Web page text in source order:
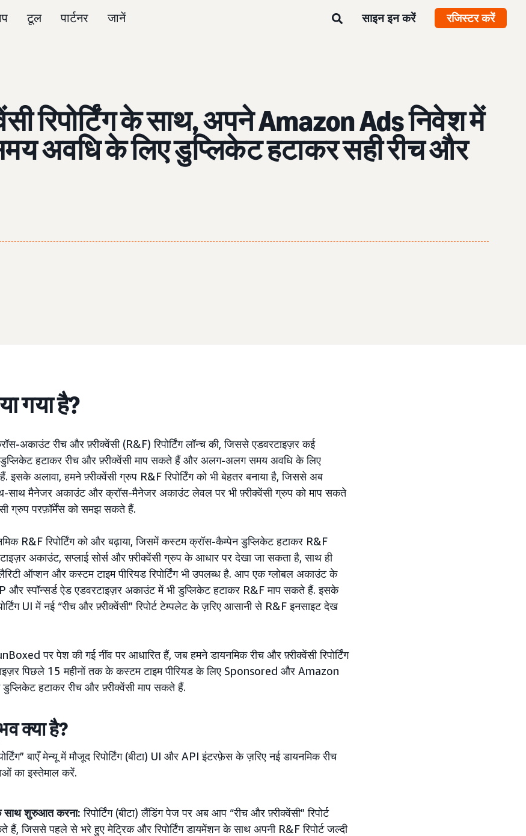
टूल पार्टनर जानें साइन इन करें रजिस्टर करें
रिपोर्टिंग के साथ, अपने Amazon Ads निवेश में
अवधि के लिए डुप्लिकेट हटाकर सही रीच और
गया है?
अकाउंट रीच और फ़्रीक्वेंसी (R&F) रिपोर्टिंग लॉन्च की, जिससे एडवरटाइज़र कई
हटाकर रीच और फ़्रीक्वेंसी माप सकते हैं और अलग-अलग समय अवधि के लिए
इसके अलावा, हमने फ़्रीक्वेंसी ग्रुप R&F रिपोर्टिंग को भी बेहतर बनाया है, जिससे अब
साथ मैनेजर अकाउंट और क्रॉस-मैनेजर अकाउंट लेवल पर भी फ़्रीक्वेंसी ग्रुप को माप सकते
ग्रुप परफ़ॉर्मेंस को समझ सकते हैं.
R&F रिपोर्टिंग को और बढ़ाया, जिसमें कस्टम क्रॉस-कैम्पेन डुप्लिकेट हटाकर R&F
अकाउंट, सप्लाई सोर्स और फ़्रीक्वेंसी ग्रुप के आधार पर देखा जा सकता है, साथ ही
ऑप्शन और कस्टम टाइम पीरियड रिपोर्टिंग भी उपलब्ध है. आप एक ग्लोबल अकाउंट के
स्पॉन्सर्ड ऐड एडवरटाइज़र अकाउंट में भी डुप्लिकेट हटाकर R&F माप सकते हैं. इसके
UI में नई “रीच और फ़्रीक्वेंसी” रिपोर्ट टेम्पलेट के ज़रिए आसानी से R&F इनसाइट देख
पर पेश की गई नींव पर आधारित हैं, जब हमने डायनमिक रीच और फ़्रीक्वेंसी रिपोर्टिंग
पिछले 15 महीनों तक के कस्टम टाइम पीरियड के लिए Sponsored और Amazon
हटाकर रीच और फ़्रीक्वेंसी माप सकते हैं.
क्या है?
बाएँ मेन्यू में मौजूद रिपोर्टिंग (बीटा) UI और API इंटरफ़ेस के ज़रिए नई डायनमिक रीच
का इस्तेमाल करें.
साथ शुरुआत करना: रिपोर्टिंग (बीटा) लैंडिंग पेज पर अब आप “रीच और फ़्रीक्वेंसी” रिपोर्ट
जिससे पहले से भरे हुए मेट्रिक और रिपोर्टिंग डायमेंशन के साथ अपनी R&F रिपोर्ट जल्दी